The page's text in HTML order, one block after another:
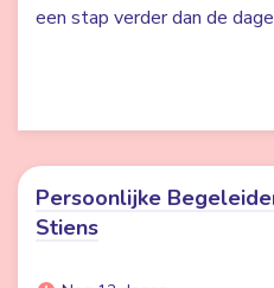
een stap verder dan de
Persoonlijke
Stiens